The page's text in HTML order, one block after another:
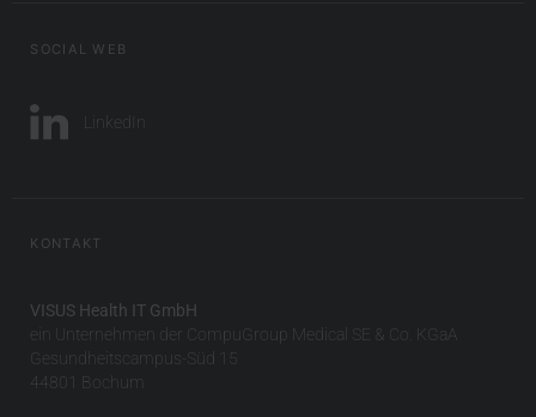
SOCIAL WEB
LinkedIn
KONTAKT
VISUS Health IT GmbH
ein Unternehmen der CompuGroup Medical SE & Co. KGaA
Gesundheitscampus-Süd 15
44801 Bochum